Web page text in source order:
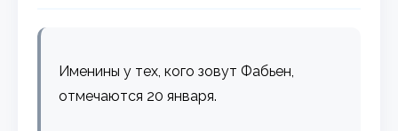
Именины у тех, кого зовут Фабьен,
отмечаются 20 января.